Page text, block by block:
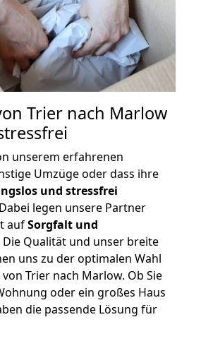
Trier nach Marlow
unserem erfahrenen
Umzüge oder dass ihre
und stressfrei
legen unsere Partner
aufSorgfalt und
Die Qualität und unser breite
uns zu der optimalen Wahl
Trier nach Marlow. Ob Sie
oder ein großes Haus
die passende Lösung für